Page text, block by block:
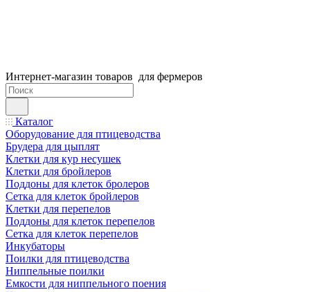
Интернет-магазин товаров для фермеров
Каталог
Оборудование для птицеводства
Брудера для цыплят
Клетки для кур несушек
Клетки для бройлеров
Поддоны для клеток бролеров
Сетка для клеток бройлеров
Клетки для перепелов
Поддоны для клеток перепелов
Сетка для клеток перепелов
Инкубаторы
Поилки для птицеводства
Ниппельные поилки
Емкости для ниппельного поения